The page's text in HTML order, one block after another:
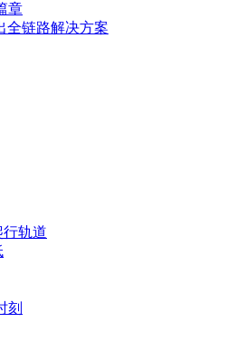
章
全链路解决方案
轨道
刻